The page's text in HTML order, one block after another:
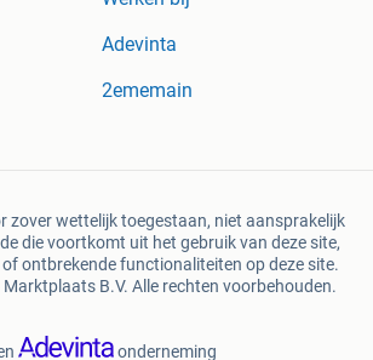
Adevinta
2ememain
zover wettelijk toegestaan, niet aansprakelijk
die voortkomt uit het gebruik van deze site,
ontbrekende functionaliteiten op deze site.
B.V. Alle rechten voorbehouden.
onderneming